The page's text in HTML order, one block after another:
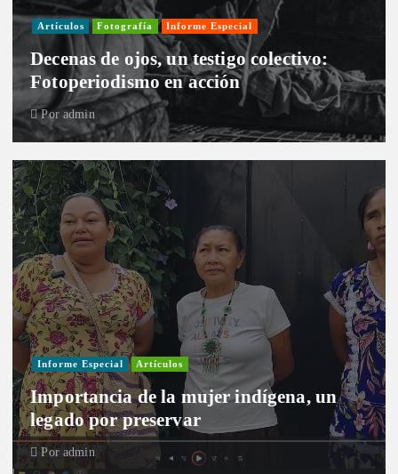
Artículos Fotografía Informe Especial
Decenas de ojos, un testigo colectivo:
Fotoperiodismo en acción
Por admin
Informe Especial Artículos
Importancia de la mujer indígena, un
legado por preservar
Por admin